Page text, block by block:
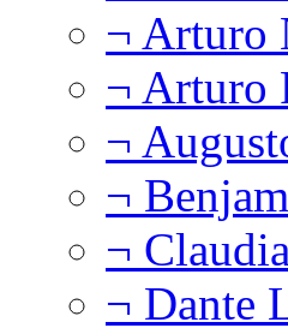
¬ Arturo
¬ Arturo
¬
¬
¬
¬ Dante